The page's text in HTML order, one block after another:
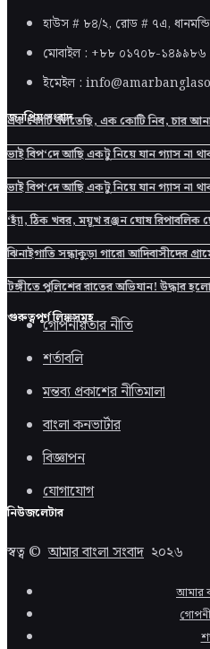
হাউস # ৮৪/২, রোড # ৭এ,
মোবাইল : +৮৮ ০১৭০৮-১৪৯৯৮৬
ইমেইল :
জনপ্রিয় সংবাদ
এক কোটি বলতেছি, এক কোটি নিব, চার
ভাই বিপ‘দে আছি একটু নিয়ে যান গ্যাস না
ভাই বিপ‘দে আছি একটু নিয়ে যান গ্যাস না
‘হ্যাঁ, ঠিক খবর, ময়ূখ রঞ্জন ঘোষ রিপাবলিক
ঝিনাইগাতি সন্ধাকুড়া গারো আদিবাসীদের
টঙ্গীতে পুলিশের রাতের অভিযান! উদ্ধার
গুরুত্বপূর্ণ লিঙ্কসমূহ
গোপনীয়তার নীতি
শর্তাবলি
মন্তব্য প্রকাশের নীতিমালা
বাংলা কনভার্টার
বিজ্ঞাপন
যোগাযোগ
নিউজলেটার
স্বত্ব ©আমার বাংলা সংবাদ ২০২৬
আমার